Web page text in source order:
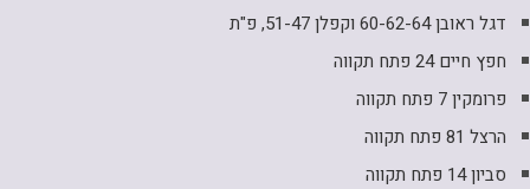
דגל ראובן 60-62-64 וקפלן 51-47, פ"ת
חפץ חיים 24 פתח תקווה
פרומקין 7 פתח תקווה
הרצל 81 פתח תקווה
סביון 14 פתח תקווה